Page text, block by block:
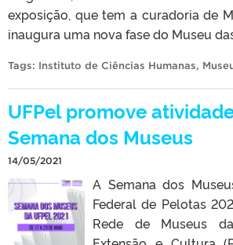
exposição, que tem a curadoria de
inaugura uma nova fase do Museu
Tags: Instituto de Ciências Humanas,
UFPel promove
Semana dos Museus
14/05/2021
A Semana dos
Federal de Pelotas
Rede de Museus